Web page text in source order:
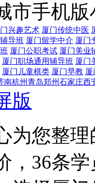
市手机版
兴趣艺术 厦门传统中医
导班 厦门留学中介 厦门
厦门公职考试 厦门美业
厦门职场通用辅导班 厦门
厦门儿童棋类 厦门早教
南杭州青岛郑州石家庄西
版
为您整
，36条